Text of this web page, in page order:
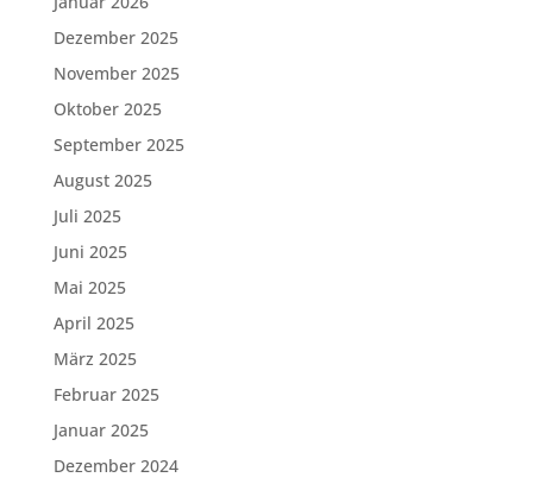
Dezember 2025
November 2025
Oktober 2025
September 2025
August 2025
Juli 2025
Juni 2025
Mai 2025
April 2025
März 2025
Februar 2025
Januar 2025
Dezember 2024